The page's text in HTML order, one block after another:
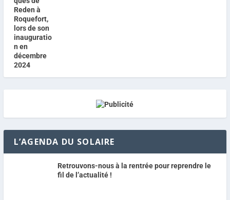
L’AGENDA DU SOLAIRE
Retrouvons-nous à la rentrée pour reprendre le
fil de l’actualité !